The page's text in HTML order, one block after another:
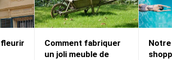
Comment fabriquer
un joli meuble de